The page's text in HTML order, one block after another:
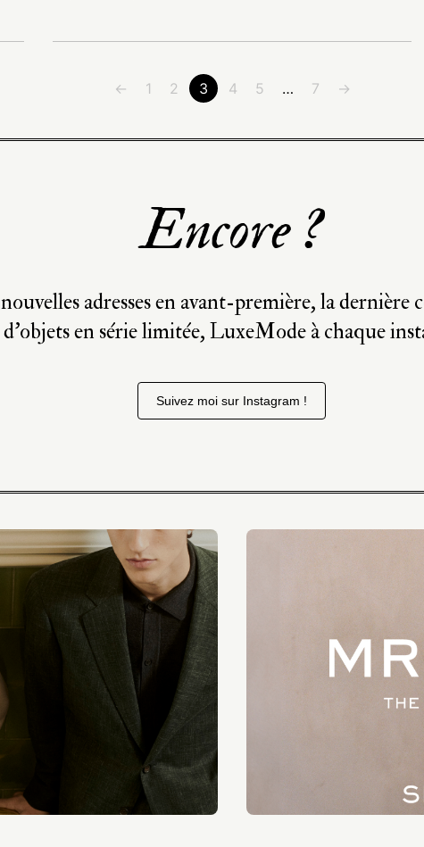
← 1 2 3 4 5 … 7 →
Encore ?
adresses en avant-première, la dernière
d’objets en série limitée, LuxeMode à chaque
Suivez moi sur Instagram !